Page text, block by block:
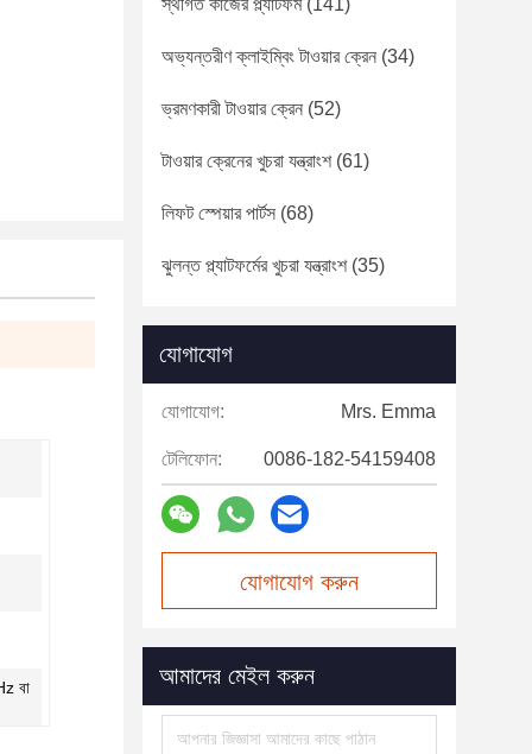
বা
স্থগিত কাজের প্ল্যাটফর্ম(141)
অভ্যন্তরীণ ক্লাইম্বিং টাওয়ার ক্রেন (34)
ভ্রমণকারী টাওয়ার ক্রেন (52)
টাওয়ার ক্রেনের খুচরা যন্ত্রাংশ(61)
লিফট স্পেয়ার পার্টস (68)
ঝুলন্ত প্ল্যাটফর্মের খুচরা যন্ত্রাংশ(35)
যোগাযোগ
যোগাযোগ: Mrs. Emma
টেলিফোন: 0086-182-54159408
যোগাযোগ করুন
আমাদের মেইল করুন